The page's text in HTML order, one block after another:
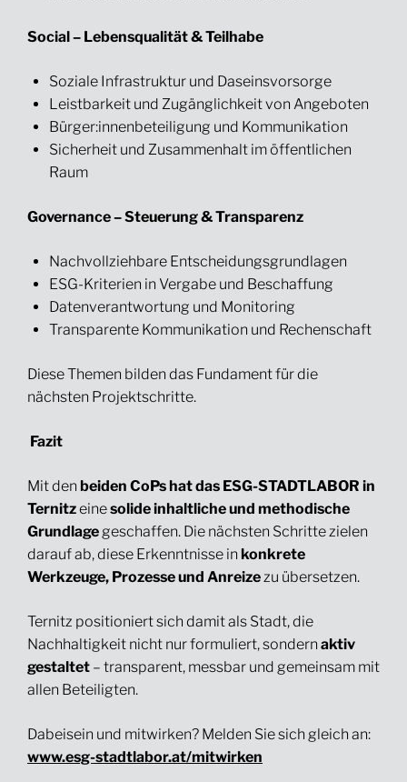
Social – Lebensqualität & Teilhabe
Soziale Infrastruktur und Daseinsvorsorge
Leistbarkeit und Zugänglichkeit von Angeboten
Bürger:innenbeteiligung und Kommunikation
Sicherheit und Zusammenhalt im öffentlichen
Raum
Governance – Steuerung & Transparenz
Nachvollziehbare Entscheidungsgrundlagen
ESG-Kriterien in Vergabe und Beschaffung
Datenverantwortung und Monitoring
Transparente Kommunikation und Rechenschaft
Diese Themen bilden das Fundament für die
nächsten Projektschritte.
Fazit
Mit den beiden CoPs hat das ESG-STADTLABOR in
Ternitzeinesolide inhaltliche und methodische
Grundlage geschaffen. Die nächsten Schritte zielen
darauf ab, diese Erkenntnisse in konkrete
Werkzeuge, Prozesse und Anreize zu übersetzen.
Ternitz positioniert sich damit als Stadt, die
Nachhaltigkeit nicht nur formuliert, sondern aktiv
gestaltet – transparent, messbar und gemeinsam mit
allen Beteiligten.
Dabeisein und mitwirken? Melden Sie sich gleich an:
www.esg-stadtlabor.at/mitwirken